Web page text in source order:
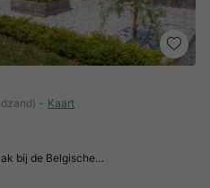
Kaart
bij de Belgische…